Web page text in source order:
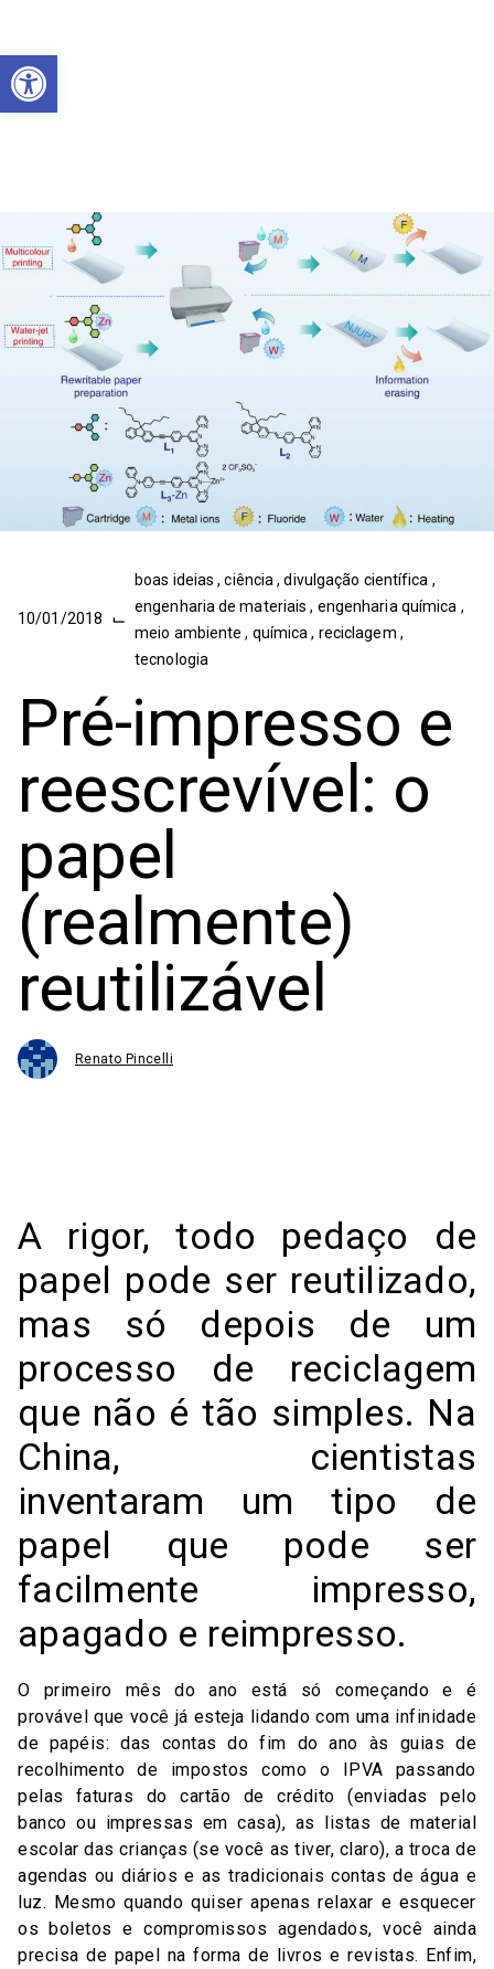
Abrir a barra de ferramentas
10/01/2018 ⌙
boas ideias,ciência,divulgação científica ,
engenharia de materiais, engenharia química ,
meio ambiente, química, reciclagem ,
tecnologia
Pré-impresso e
reescrevível: o
papel
(realmente)
reutilizável
Renato Pincelli
A rigor, todo pedaço de
papel pode ser reutilizado,
mas só depois de um
processo de reciclagem
que não é tão simples. Na
China, cientistas
inventaram um tipo de
papel que pode ser
facilmente impresso,
apagado e reimpresso.
O primeiro mês do ano está só começando e é
provável que você já esteja lidando com uma infinidade
de papéis: das contas do fim do ano às guias de
recolhimento de impostos como o IPVA passando
pelas faturas do cartão de crédito (enviadas pelo
banco ou impressas em casa), as listas de material
escolar das crianças (se você as tiver, claro), a troca de
agendas ou diários e as tradicionais contas de água e
luz. Mesmo quando quiser apenas relaxar e esquecer
os boletos e compromissos agendados, você ainda
precisa de papel na forma de livros e revistas. Enfim,